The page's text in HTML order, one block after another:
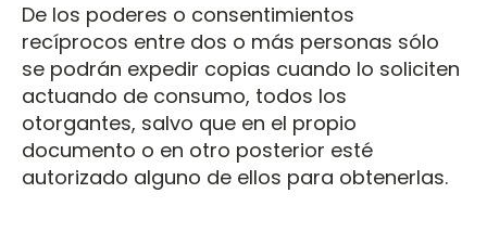
De los poderes o consentimientos
recíprocos entre dos o más personas sólo
se podrán expedir copias cuando lo soliciten
actuando de consumo, todos los
otorgantes, salvo que en el propio
documento o en otro posterior esté
autorizado alguno de ellos para obtenerlas.